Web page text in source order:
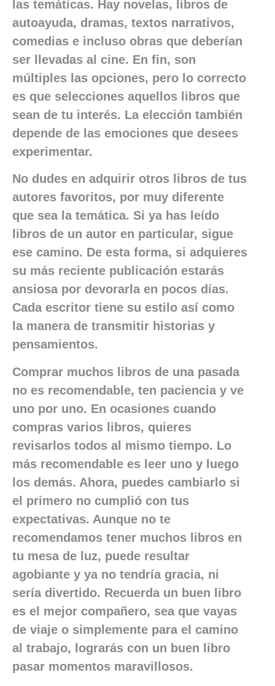
las temáticas. Hay novelas, libros de
autoayuda, dramas, textos narrativos,
comedias e incluso obras que deberían
ser llevadas al cine. En fin, son
múltiples las opciones, pero lo correcto
es que selecciones aquellos libros que
sean de tu interés. La elección también
depende de las emociones que desees
experimentar.
No dudes en adquirir otros libros de tus
autores favoritos, por muy diferente
que sea la temática. Si ya has leído
libros de un autor en particular, sigue
ese camino. De esta forma, si adquieres
su más reciente publicación estarás
ansiosa por devorarla en pocos días.
Cada escritor tiene su estilo así como
la manera de transmitir historias y
pensamientos.
Comprar muchos libros de una pasada
no es recomendable, ten paciencia y ve
uno por uno. En ocasiones cuando
compras varios libros, quieres
revisarlos todos al mismo tiempo. Lo
más recomendable es leer uno y luego
los demás. Ahora, puedes cambiarlo si
el primero no cumplió con tus
expectativas. Aunque no te
recomendamos tener muchos libros en
tu mesa de luz, puede resultar
agobiante y ya no tendría gracia, ni
sería divertido. Recuerda un buen libro
es el mejor compañero, sea que vayas
de viaje o simplemente para el camino
al trabajo, lograrás con un buen libro
pasar momentos maravillosos.